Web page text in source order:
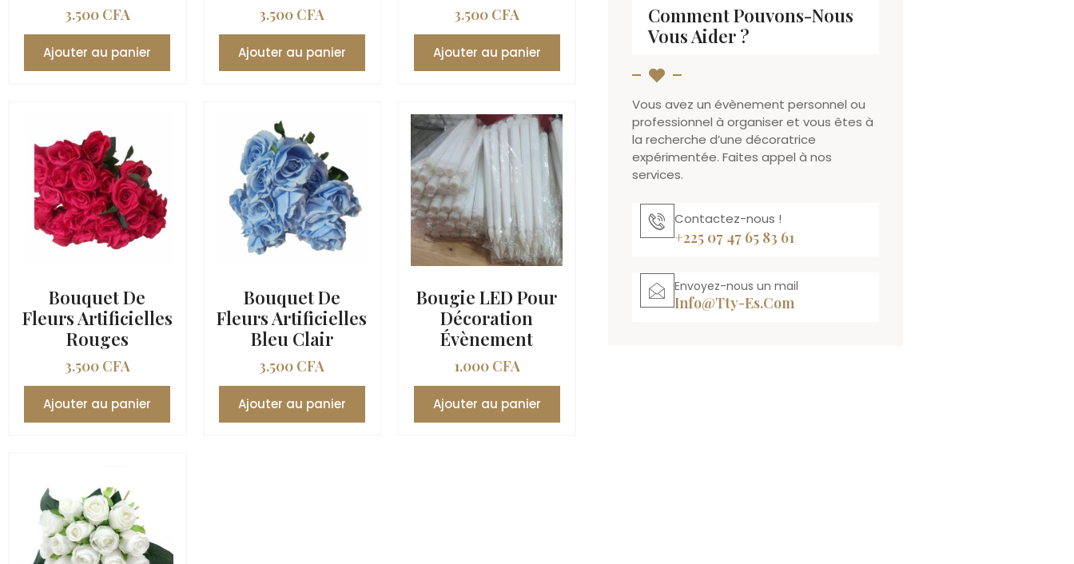
3.500 CFA
Ajouter au panier
3.500 CFA
Ajouter au panier
3.500 CFA
Ajouter au panier
Bouquet De
Fleurs Artificielles
Rouges
3.500 CFA
Ajouter au panier
Bouquet De
Fleurs Artificielles
Bleu Clair
3.500 CFA
Ajouter au panier
Bougie LED Pour
Décoration
Évènement
1.000 CFA
Ajouter au panier
Comment Pouvons-Nous
Vous Aider ?
Vous avez un évènement personnel ou
professionnel à organiser et vous êtes à
la recherche d’une décoratrice
expérimentée. Faites appel à nos
services.
Contactez-nous !
+225 07 47 65 83 61
Envoyez-nous un mail
Info@tty-Es.com